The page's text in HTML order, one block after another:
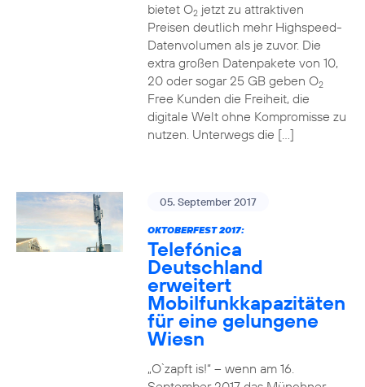
bietet O2jetzt zu attraktiven
Preisen deutlich mehr Highspeed-
Datenvolumen als je zuvor. Die
extra großen Datenpakete von 10,
20 oder sogar 25 GB geben O2
Free Kunden die Freiheit, die
digitale Welt ohne Kompromisse zu
nutzen. Unterwegs die […]
05. September 2017
OKTOBERFEST 2017:
Telefónica
Deutschland
erweitert
Mobilfunkkapazitäten
für eine gelungene
Wiesn
„O`zapft is!“ – wenn am 16.